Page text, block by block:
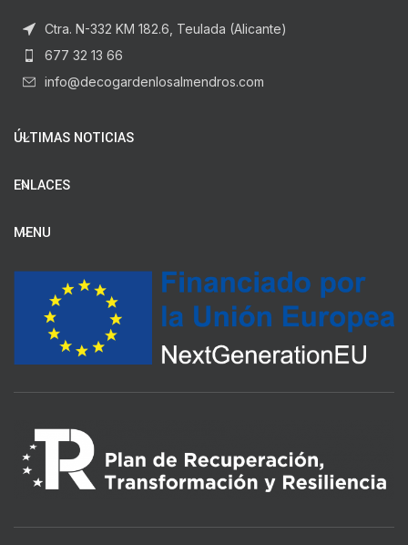
Ctra. N-332 KM 182.6, Teulada (Alicante)
677 32 13 66
info@decogardenlosalmendros.com
ÚLTIMAS NOTICIAS
ENLACES
MENU